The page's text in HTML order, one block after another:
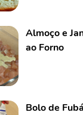
Almoço e
ao Forno
Bolo de